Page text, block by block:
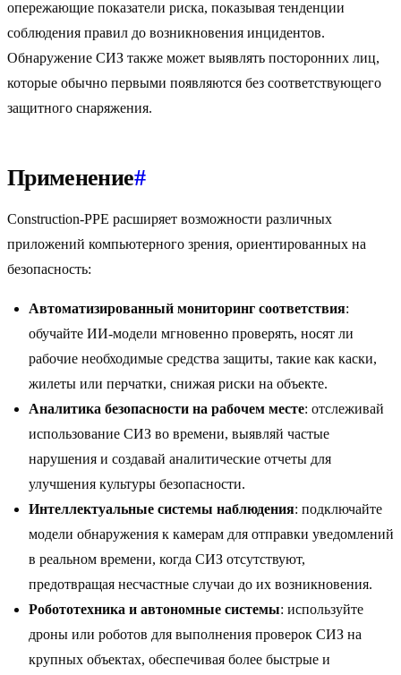
опережающие показатели риска, показывая тенденции
соблюдения правил до возникновения инцидентов.
Обнаружение СИЗ также может выявлять посторонних лиц,
которые обычно первыми появляются без соответствующего
защитного снаряжения.
Применение#
Construction-PPE расширяет возможности различных
приложений компьютерного зрения, ориентированных на
безопасность:
Автоматизированный мониторинг соответствия:
обучайте ИИ-модели мгновенно проверять, носят ли
рабочие необходимые средства защиты, такие как каски,
жилеты или перчатки, снижая риски на объекте.
Аналитика безопасности на рабочем месте: отслеживай
использование СИЗ во времени, выявляй частые
нарушения и создавай аналитические отчеты для
улучшения культуры безопасности.
Интеллектуальные системы наблюдения: подключайте
модели обнаружения к камерам для отправки уведомлений
в реальном времени, когда СИЗ отсутствуют,
предотвращая несчастные случаи до их возникновения.
Робототехника и автономные системы: используйте
дроны или роботов для выполнения проверок СИЗ на
крупных объектах, обеспечивая более быстрые и